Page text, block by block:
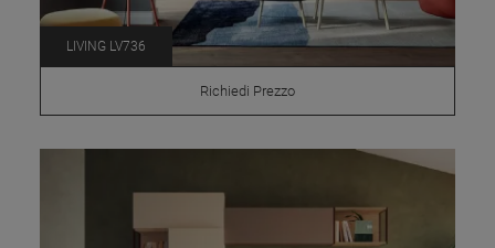
LIVING LV736
Richiedi Prezzo